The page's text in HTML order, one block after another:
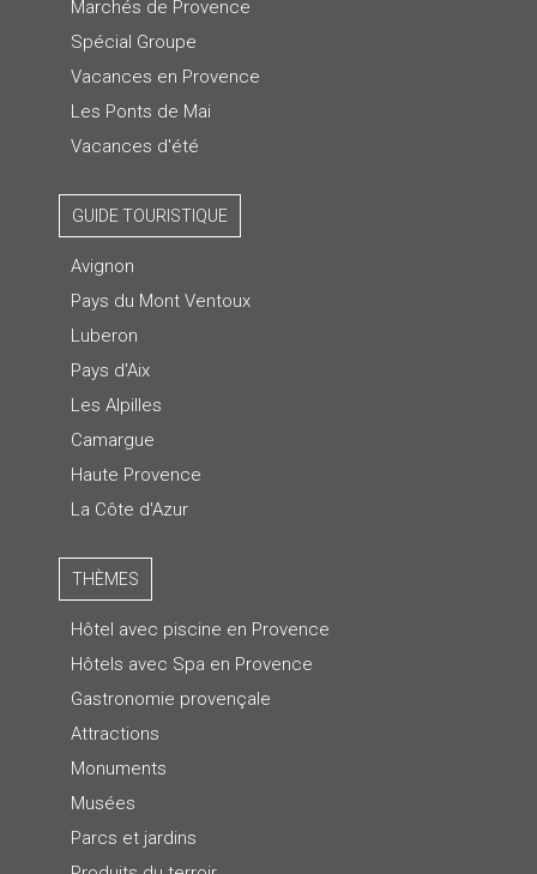
Marchés de Provence
Spécial Groupe
Vacances en Provence
Les Ponts de Mai
Vacances d'été
GUIDE TOURISTIQUE
Avignon
Pays du Mont Ventoux
Luberon
Pays d'Aix
Les Alpilles
Camargue
Haute Provence
La Côte d'Azur
THÈMES
Hôtel avec piscine en Provence
Hôtels avec Spa en Provence
Gastronomie provençale
Attractions
Monuments
Musées
Parcs et jardins